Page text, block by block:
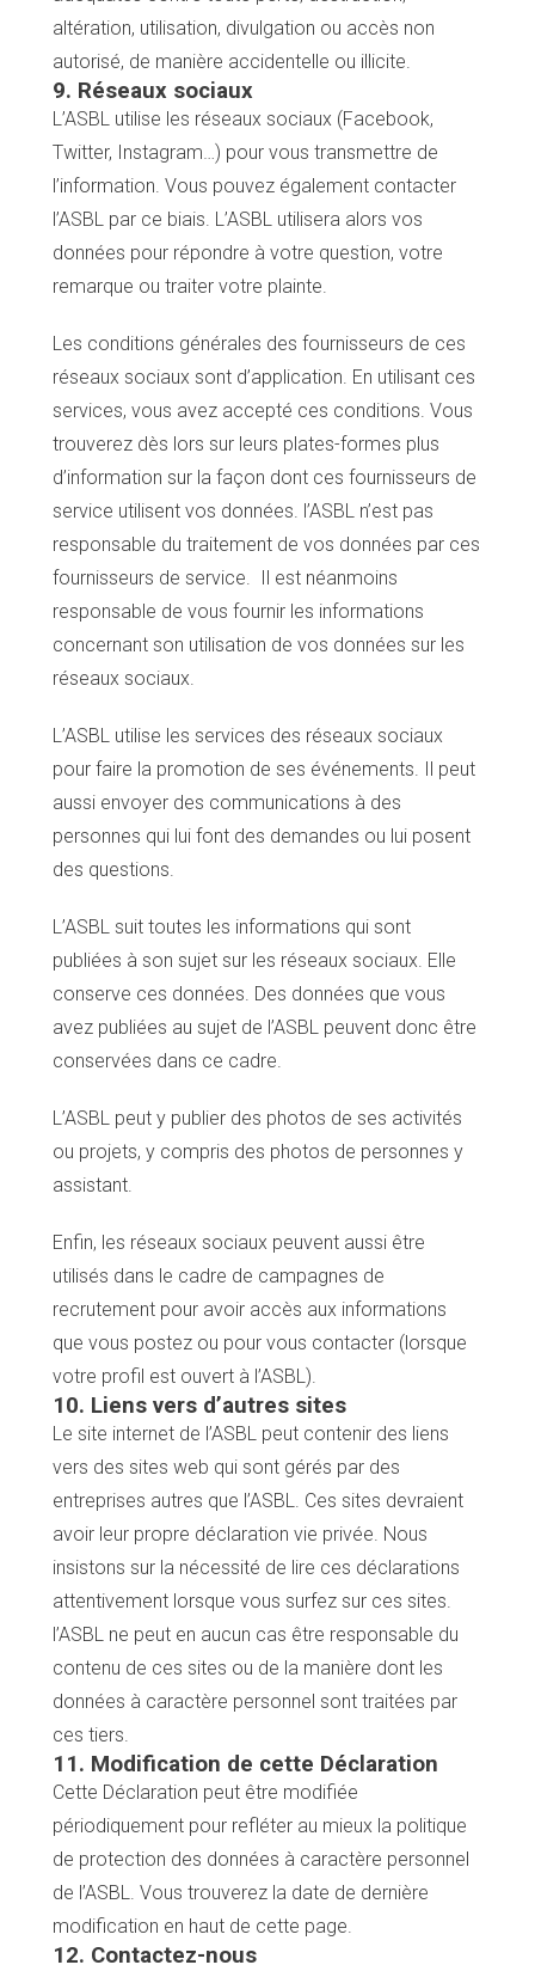
altération, utilisation, divulgation ou accès non
autorisé, de manière accidentelle ou illicite.
9. Réseaux sociaux
L’ASBL utilise les réseaux sociaux (Facebook,
Twitter, Instagram…) pour vous transmettre de
l’information. Vous pouvez également contacter
l’ASBL par ce biais. L’ASBL utilisera alors vos
données pour répondre à votre question, votre
remarque ou traiter votre plainte.
Les conditions générales des fournisseurs de ces
réseaux sociaux sont d’application. En utilisant ces
services, vous avez accepté ces conditions. Vous
trouverez dès lors sur leurs plates-formes plus
d’information sur la façon dont ces fournisseurs de
service utilisent vos données. l’ASBL n’est pas
responsable du traitement de vos données par ces
fournisseurs de service. Il est néanmoins
responsable de vous fournir les informations
concernant son utilisation de vos données sur les
réseaux sociaux.
L’ASBL utilise les services des réseaux sociaux
pour faire la promotion de ses événements. Il peut
aussi envoyer des communications à des
personnes qui lui font des demandes ou lui posent
des questions.
L’ASBL suit toutes les informations qui sont
publiées à son sujet sur les réseaux sociaux. Elle
conserve ces données. Des données que vous
avez publiées au sujet de l’ASBL peuvent donc être
conservées dans ce cadre.
L’ASBL peut y publier des photos de ses activités
ou projets, y compris des photos de personnes y
assistant.
Enfin, les réseaux sociaux peuvent aussi être
utilisés dans le cadre de campagnes de
recrutement pour avoir accès aux informations
que vous postez ou pour vous contacter (lorsque
votre profil est ouvert à l’ASBL).
10. Liens vers d’autres sites
Le site internet de l’ASBL peut contenir des liens
vers des sites web qui sont gérés par des
entreprises autres que l’ASBL. Ces sites devraient
avoir leur propre déclaration vie privée. Nous
insistons sur la nécessité de lire ces déclarations
attentivement lorsque vous surfez sur ces sites.
l’ASBL ne peut en aucun cas être responsable du
contenu de ces sites ou de la manière dont les
données à caractère personnel sont traitées par
ces tiers.
11. Modification de cette Déclaration
Cette Déclaration peut être modifiée
périodiquement pour refléter au mieux la politique
de protection des données à caractère personnel
de l’ASBL. Vous trouverez la date de dernière
modification en haut de cette page.
12. Contactez-nous